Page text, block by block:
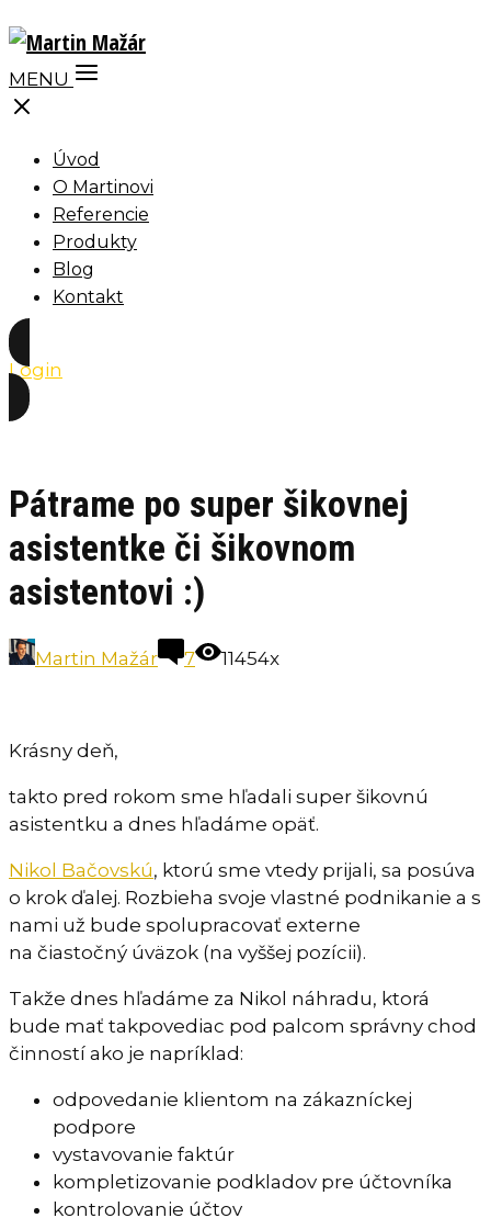
MENU
Úvod
O Martinovi
Referencie
Produkty
Blog
Kontakt
Login
Pátrame po super šikovnej
asistentke či šikovnom
asistentovi :)
Martin Mažár 7 11454x
Krásny deň,
takto pred rokom sme hľadali super šikovnú
asistentku a dnes hľadáme opäť.
Nikol Bačovskú, ktorú sme vtedy prijali, sa posúva
o krok ďalej. Rozbieha svoje vlastné podnikanie a s
nami už bude spolupracovať externe
na čiastočný úväzok (na vyššej pozícii).
Takže dnes hľadáme za Nikol náhradu, ktorá
bude mať takpovediac pod palcom správny chod
činností ako je napríklad:
odpovedanie klientom na zákazníckej
podpore
vystavovanie faktúr
kompletizovanie podkladov pre účtovníka
kontrolovanie účtov